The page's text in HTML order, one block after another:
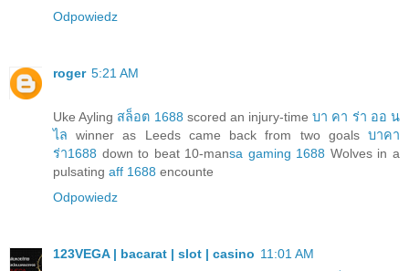
Odpowiedz
roger 5:21 AM
Uke Ayling สล็อต 1688 scored an injury-timeบา คา ร่า ออ น
ไล winner as Leeds came back from two goals บาคา
ร่า1688 down to beat 10-mansa gaming 1688 Wolves in a
pulsating aff 1688 encounte
Odpowiedz
123VEGA | bacarat | slot | casino 11:01 AM